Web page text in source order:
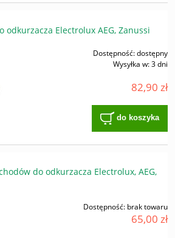
odkurzacza Electrolux AEG, Zanussi
Dostępność:dostępny
Wysyłka w:3 dni
82,90 zł
do koszyka
do odkurzacza Electrolux, AEG,
Dostępność: brak towaru
65,00 zł